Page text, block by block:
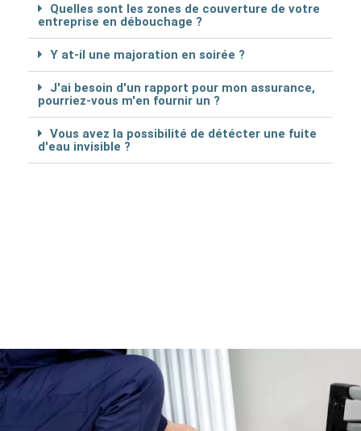
Quelles sont les zones de couverture de votre
entreprise en débouchage ?
Y at-il une majoration en soirée ?
J'ai besoin d'un rapport pour mon assurance,
pourriez-vous m'en fournir un ?
Vous avez la possibilité de détécter une fuite
d'eau invisible ?